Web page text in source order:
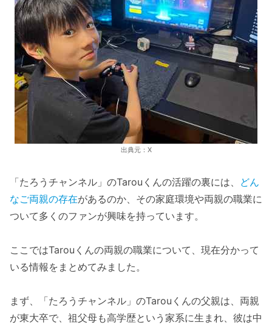
出典元：X
「たろうチャンネル」のTarouくんの活躍の裏には、 どん
なご両親の存在があるのか、その家庭環境や両親の職業に
ついて多くのファンが興味を持っています。
ここではTarouくんの両親の職業について、現在分かって
いる情報をまとめてみました。
まず、「たろうチャンネル」のTarouくんの父親は、両親
が東大卒で、祖父母も高学歴という家系に生まれ、彼は中